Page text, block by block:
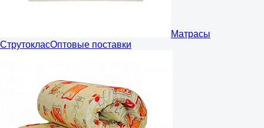
Матрасы
СтрутокласОптовые поставки